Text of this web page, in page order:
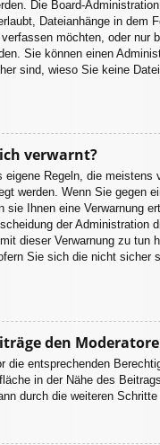
Die Board-
Dateianhänge in dem
möchten, oder nur
Sie können einen
sind, wieso Sie keine
verwarnt?
eigene Regeln, die meistens
werden. Wenn Sie gegen
sie Ihnen eine Verwarnung
der Administration
dieser Verwarnung zu tun
Sie sich die nicht sicher
den
die entsprechenden
in der Nähe des
durch die weiteren Schritte